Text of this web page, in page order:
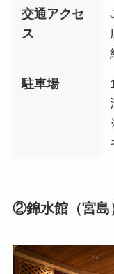
交通アクセ
ス
駐車場
②錦水館（宮島